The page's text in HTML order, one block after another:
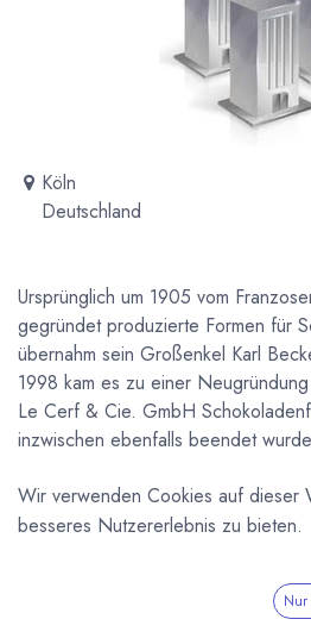
Köln
Deutschland
Ursprünglich um 1905 vom
gegründet produzierte Formen für
übernahm sein Großenkel Karl
1998 kam es zu einer
Le Cerf & Cie. GmbH
inzwischen ebenfalls beendet
Newsletter
Kostenlose News - 1 Mal pro Monat:
Wir verwenden Cookies auf dieser
besseres Nutzererlebnis zu bieten.
Nur